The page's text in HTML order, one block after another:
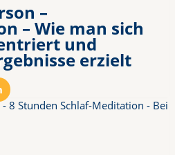
–
– Wie man sich
und
erzielt